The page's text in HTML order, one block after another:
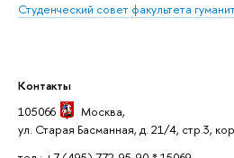
Студенческий совет факультета
Контакты
105066
Москва,
ул. Старая Басманная, д. 21/4, стр.3,